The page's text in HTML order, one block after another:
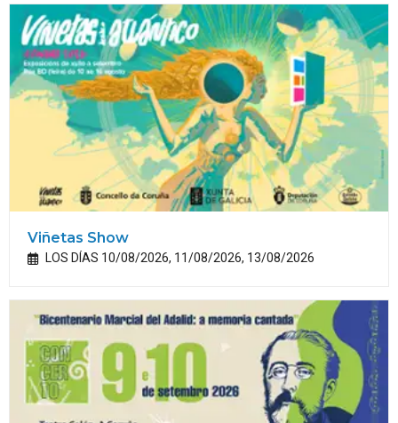
Viñetas Show
LOS DÍAS 10/08/2026, 11/08/2026, 13/08/2026